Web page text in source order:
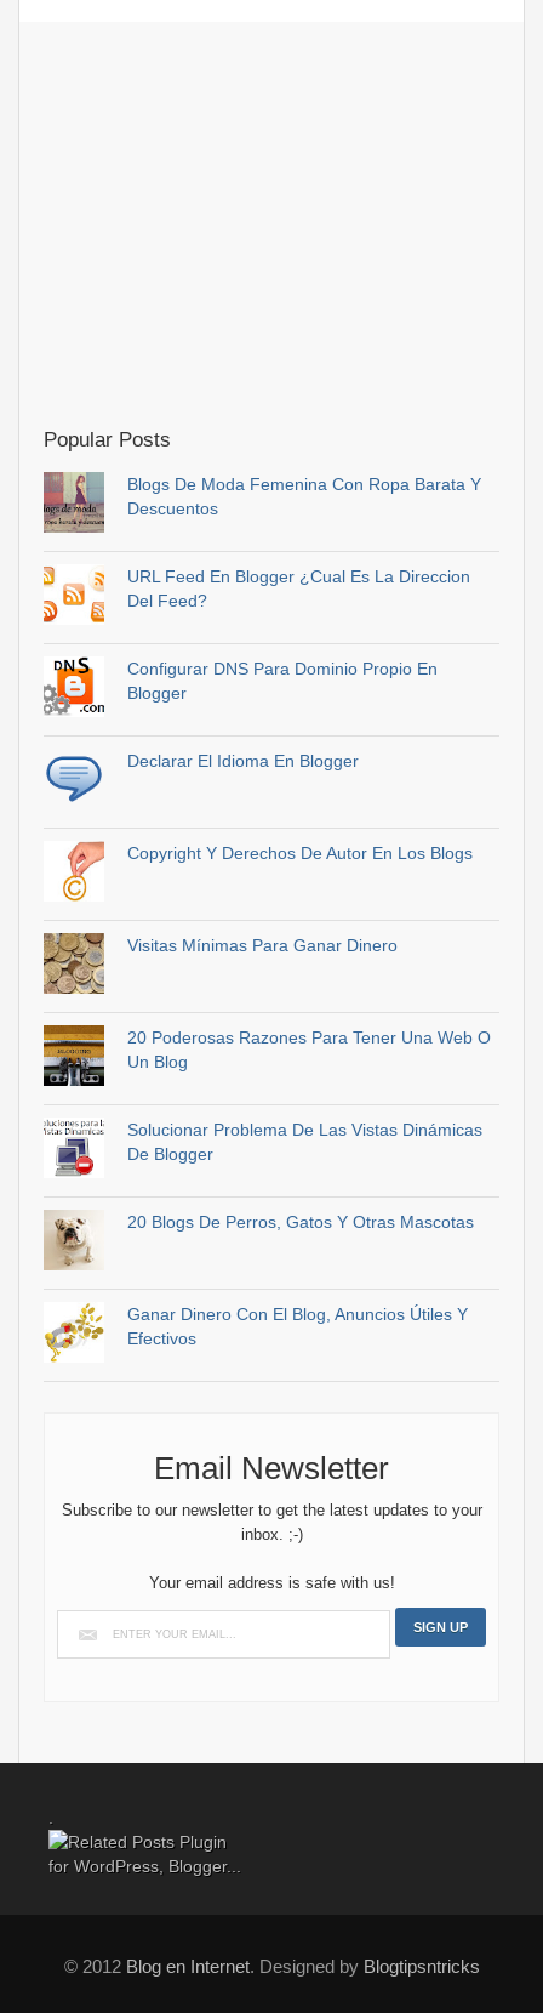
Popular Posts
Blogs De Moda Femenina Con Ropa Barata Y
Descuentos
URL Feed En Blogger ¿Cual Es La Direccion
Del Feed?
Configurar DNS Para Dominio Propio En
Blogger
Declarar El Idioma En Blogger
Copyright Y Derechos De Autor En Los Blogs
Visitas Mínimas Para Ganar Dinero
20 Poderosas Razones Para Tener Una Web O
Un Blog
Solucionar Problema De Las Vistas Dinámicas
De Blogger
20 Blogs De Perros, Gatos Y Otras Mascotas
Ganar Dinero Con El Blog, Anuncios Útiles Y
Efectivos
Email Newsletter
Subscribe to our newsletter to get the latest updates to your
inbox. ;-)
Your email address is safe with us!
© 2012 Blog en Internet. Designed by Blogtipsntricks